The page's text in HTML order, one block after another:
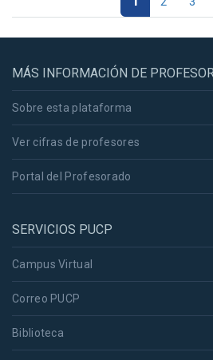
MÁS INFORMACIÓN DE
Sobre esta plataforma
Ver cifras de profesores
Portal del Profesorado
SERVICIOS PUCP
Campus Virtual
Correo PUCP
Biblioteca